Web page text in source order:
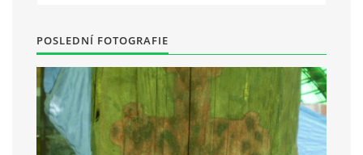
POSLEDNÍ FOTOGRAFIE